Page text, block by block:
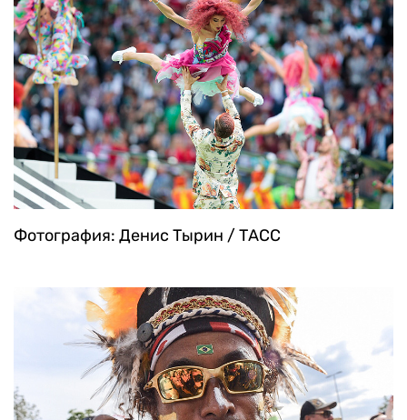
Фотография: Денис Тырин / ТАСС